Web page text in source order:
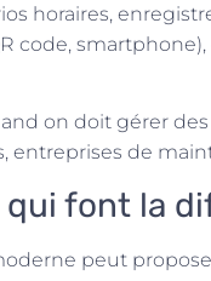
horaires,
code,
on doit gérer
entreprises de
font la
peut